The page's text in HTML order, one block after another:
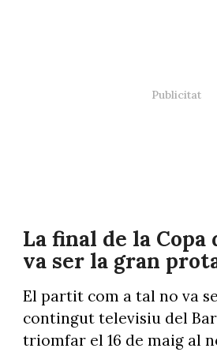
La final de la Copa
va ser la gran
El partit com a tal no va
contingut televisiu del
triomfar el 16 de maig al